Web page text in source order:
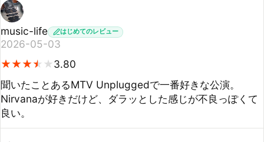
music-life
2026-05-03
★
★★
★★
★ ★
★★3.80
Nirvanaが好きだけど、ダラッとした感じが不良っぽくて
良い。
参考になった